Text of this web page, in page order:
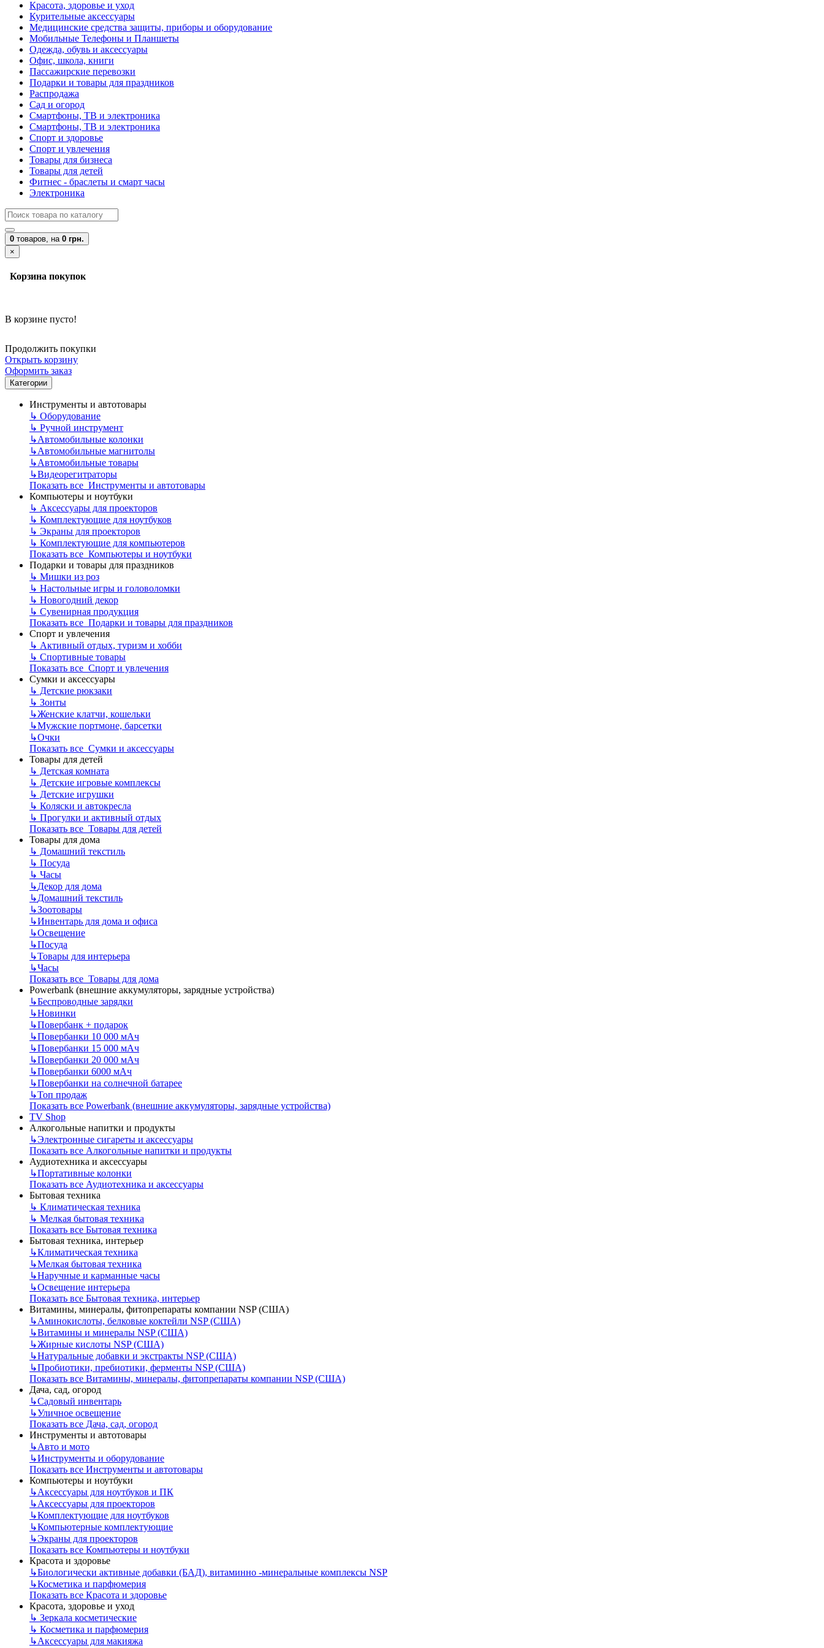
Красота, здоровье и уход
Курительные аксессуары
Медицинские средства защиты, приборы и оборудование
Мобильные Телефоны и Планшеты
Одежда, обувь и аксессуары
Офис, школа, книги
Пассажирские перевозки
Подарки и товары для праздников
Распродажа
Сад и огород
Смартфоны, ТВ и электроника
Смартфоны, ТВ и электроника
Спорт и здоровье
Спорт и увлечения
Товары для бизнеса
Товары для детей
Фитнес - браслеты и смарт часы
Электроника
0 товаров, на 0 грн.
×
Корзина покупок
В корзине пусто!
Продолжить покупки
Открыть корзину
Оформить заказ
Категории
Инструменты и автотовары
↳ Оборудование
↳ Ручной инструмент
↳Автомобильные колонки
↳Автомобильные магнитолы
↳Автомобильные товары
↳Видеорегитраторы
Показать все Инструменты и автотовары
Компьютеры и ноутбуки
↳ Аксессуары для проекторов
↳ Комплектующие для ноутбуков
↳ Экраны для проекторов
↳ Комплектующие для компьютеров
Показать все Компьютеры и ноутбуки
Подарки и товары для праздников
↳ Мишки из роз
↳ Настольные игры и головоломки
↳ Новогодний декор
↳ Сувенирная продукция
Показать все Подарки и товары для праздников
Спорт и увлечения
↳ Активный отдых, туризм и хобби
↳ Спортивные товары
Показать все Спорт и увлечения
Сумки и аксессуары
↳ Детские рюкзаки
↳ Зонты
↳Женские клатчи, кошельки
↳Мужские портмоне, барсетки
↳Очки
Показать все Сумки и аксессуары
Товары для детей
↳ Детская комната
↳ Детские игровые комплексы
↳ Детские игрушки
↳ Коляски и автокресла
↳ Прогулки и активный отдых
Показать все Товары для детей
Товары для дома
↳ Домашний текстиль
↳ Посуда
↳ Часы
↳Декор для дома
↳Домашний текстиль
↳Зоотовары
↳Инвентарь для дома и офиса
↳Освещение
↳Посуда
↳Товары для интерьера
↳Часы
Показать все Товары для дома
Powerbank (внешние аккумуляторы, зарядные устройства)
↳Беспроводные зарядки
↳Новинки
↳Повербанк + подарок
↳Повербанки 10 000 мАч
↳Повербанки 15 000 мАч
↳Повербанки 20 000 мАч
↳Повербанки 6000 мАч
↳Повербанки на солнечной батарее
↳Топ продаж
Показать все Powerbank (внешние аккумуляторы, зарядные устройства)
TV Shop
Алкогольные напитки и продукты
↳Электронные сигареты и аксессуары
Показать все Алкогольные напитки и продукты
Аудиотехника и аксессуары
↳Портативные колонки
Показать все Аудиотехника и аксессуары
Бытовая техника
↳ Климатическая техника
↳ Мелкая бытовая техника
Показать все Бытовая техника
Бытовая техника, интерьер
↳Климатическая техника
↳Мелкая бытовая техника
↳Наручные и карманные часы
↳Освещение интерьера
Показать все Бытовая техника, интерьер
Витамины, минералы, фитопрепараты компании NSP (США)
↳Аминокислоты, белковые коктейли NSP (США)
↳Витамины и минералы NSP (США)
↳Жирные кислоты NSP (США)
↳Натуральные добавки и экстракты NSP (США)
↳Пробиотики, пребиотики, ферменты NSP (США)
Показать все Витамины, минералы, фитопрепараты компании NSP (США)
Дача, сад, огород
↳Садовый инвентарь
↳Уличное освещение
Показать все Дача, сад, огород
Инструменты и автотовары
↳Авто и мото
↳Инструменты и оборудование
Показать все Инструменты и автотовары
Компьютеры и ноутбуки
↳Аксессуары для ноутбуков и ПК
↳Аксессуары для проекторов
↳Комплектующие для ноутбуков
↳Компьютерные комплектующие
↳Экраны для проекторов
Показать все Компьютеры и ноутбуки
Красота и здоровье
↳Биологически активные добавки (БАД), витаминно -минеральные комплексы NSP
↳Косметика и парфюмерия
Показать все Красота и здоровье
Красота, здоровье и уход
↳ Зеркала косметические
↳ Косметика и парфюмерия
↳Аксессуары для макияжа